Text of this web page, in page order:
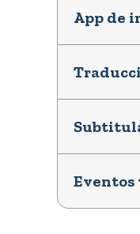
App de